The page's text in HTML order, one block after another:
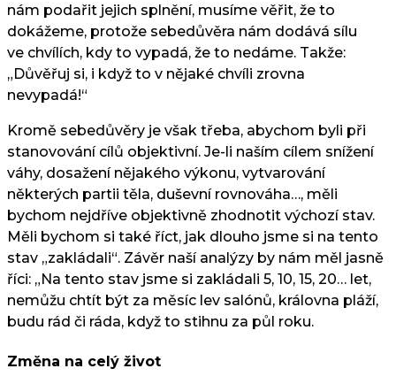
nám podařit jejich splnění, musíme věřit, že to
dokážeme, protože sebedůvěra nám dodává sílu
ve chvílích, kdy to vypadá, že to nedáme. Takže:
„Důvěřuj si, i když to v nějaké chvíli zrovna
nevypadá!“
Kromě sebedůvěry je však třeba, abychom byli při
stanovování cílů objektivní. Je-li naším cílem snížení
váhy, dosažení nějakého výkonu, vytvarování
některých partii těla, duševní rovnováha…, měli
bychom nejdříve objektivně zhodnotit výchozí stav.
Měli bychom si také říct, jak dlouho jsme si na tento
stav „zakládali“. Závěr naší analýzy by nám měl jasně
říci: „Na tento stav jsme si zakládali 5, 10, 15, 20… let,
nemůžu chtít být za měsíc lev salónů, královna pláží,
budu rád či ráda, když to stihnu za půl roku.
Změna na celý život